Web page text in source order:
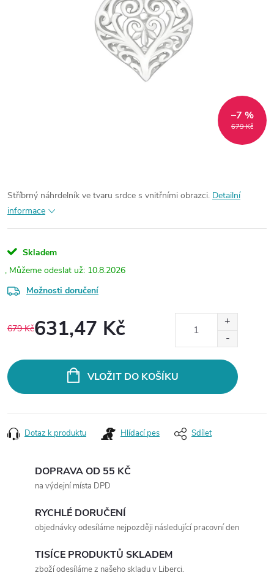
679 Kč
–7 %
Stříbrný náhrdelník ve tvaru srdce s vnitřními obrazci. Detailní
informace
Skladem
10.8.2026
Možnosti doručení
679 Kč631,47 Kč
VLOŽIT DO KOŠÍKU
Dotaz k produktu Hlídací pes Sdílet
DOPRAVA OD 55 KČ
na výdejní místa DPD
RYCHLÉ DORUČENÍ
objednávky odesíláme nejpozději následující pracovní den
TISÍCE PRODUKTŮ SKLADEM
zboží odesíláme z našeho skladu v Liberci.